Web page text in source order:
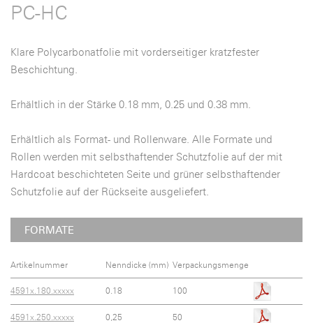
PC-HC
Klare Polycarbonatfolie mit vorderseitiger kratzfester
Beschichtung.
Erhältlich in der Stärke 0.18 mm, 0.25 und 0.38 mm.
Erhältlich als Format- und Rollenware. Alle Formate und
Rollen werden mit selbsthaftender Schutzfolie auf der mit
Hardcoat beschichteten Seite und grüner selbsthaftender
Schutzfolie auf der Rückseite ausgeliefert.
FORMATE
Artikelnummer Nenndicke (mm) Verpackungsmenge
4591x.180.xxxxx 0.18 100
4591x.250.xxxxx 0,25 50